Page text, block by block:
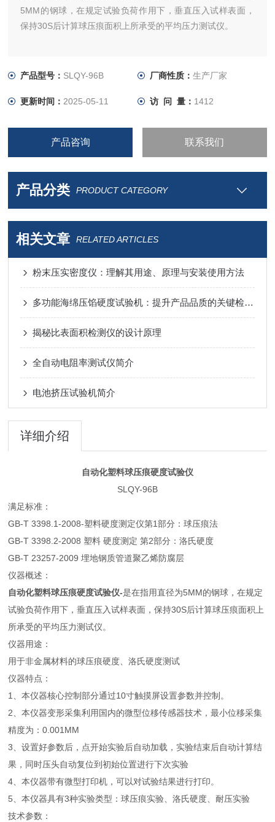
5MM的钢球，在规定试验负荷作用下，垂直压入试样表面，
保持30S后计算球压痕面积上所承受的平均压力测试仪。
产品型号： SLQY-96B 厂商性质： 生产厂家
更新时间： 2025-05-11 访 问 量： 1412
产品咨询 联系我们
产品分类 PRODUCT CATEGORY
相关文章 RELATED ARTICLES
粉末压实密度仪：理解其用途、原理与安装使用方法
多功能海绵压馅硬度试验机：提升产品品质的关键检测设备
揭秘比表面积检测仪的设计原理
全自动电阻率测试仪简介
电池挤压试验机简介
详细介绍
自动化塑料球压痕硬度试验仪
SLQY-96B
满足标准：
GB-T 3398.1-2008-塑料硬度测定仪第1部分：球压痕法
GB-T 3398.2-2008 塑料 硬度测定 第2部分：洛氏硬度
GB-T 23257-2009 埋地钢质管道聚乙烯防腐层
仪器概述：
自动化塑料球压痕硬度试验仪-是在指用直径为5MM的钢球，在规定
试验负荷作用下，垂直压入试样表面，保持30S后计算球压痕面积上
所承受的平均压力测试仪。
仪器用途：
用于非金属材料的球压痕硬度、洛氏硬度测试
仪器特点：
1、本仪器核心控制部分通过10寸触摸屏设置参数并控制。
2、本仪器变形采集利用国内的微型位移传感器技术，最小位移采集
精度为：0.001MM
3、设置好参数后，点开始实验后自动加载，实验结束后自动计算结
果，同时压头自动复位到初始位置进行下次实验
4、本仪器带有微型打印机，可以对试验结果进行打印。
5、本仪器具有3种实验类型：球压痕实验、洛氏硬度、耐压实验
技术参数：